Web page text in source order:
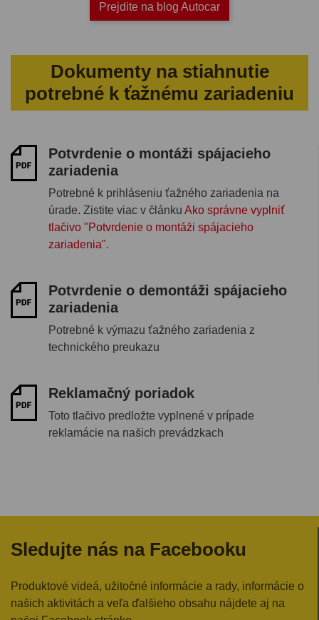
Prejdite na blog Autocar
Dokumenty na stiahnutie
potrebné k ťažnému zariadeniu
Potvrdenie o montáži spájacieho
zariadenia
Potrebné k prihláseniu ťažného zariadenia na
úrade. Zistite viac v článku Ako správne vyplniť
tlačivo "Potvrdenie o montáži spájacieho
zariadenia".
Potvrdenie o demontáži spájacieho
zariadenia
Potrebné k výmazu ťažného zariadenia z
technického preukazu
Reklamačný poriadok
Toto tlačivo predložte vyplnené v prípade
reklamácie na našich prevádzkach
Sledujte nás na Facebooku
Produktové videá, užitočné informácie a rady, informácie o
našich aktivitách a veľa ďalšieho obsahu nájdete aj na